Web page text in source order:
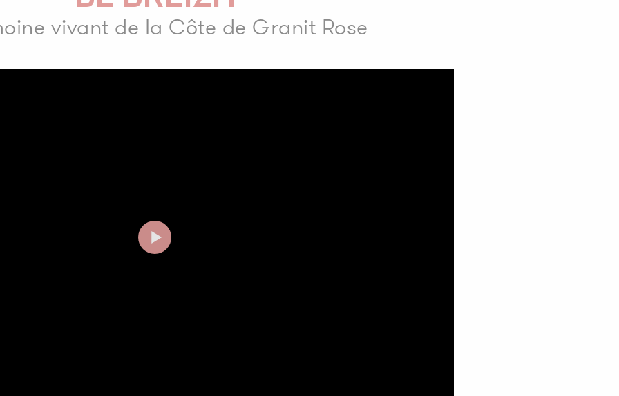
vivant de la Côte de Granit Rose